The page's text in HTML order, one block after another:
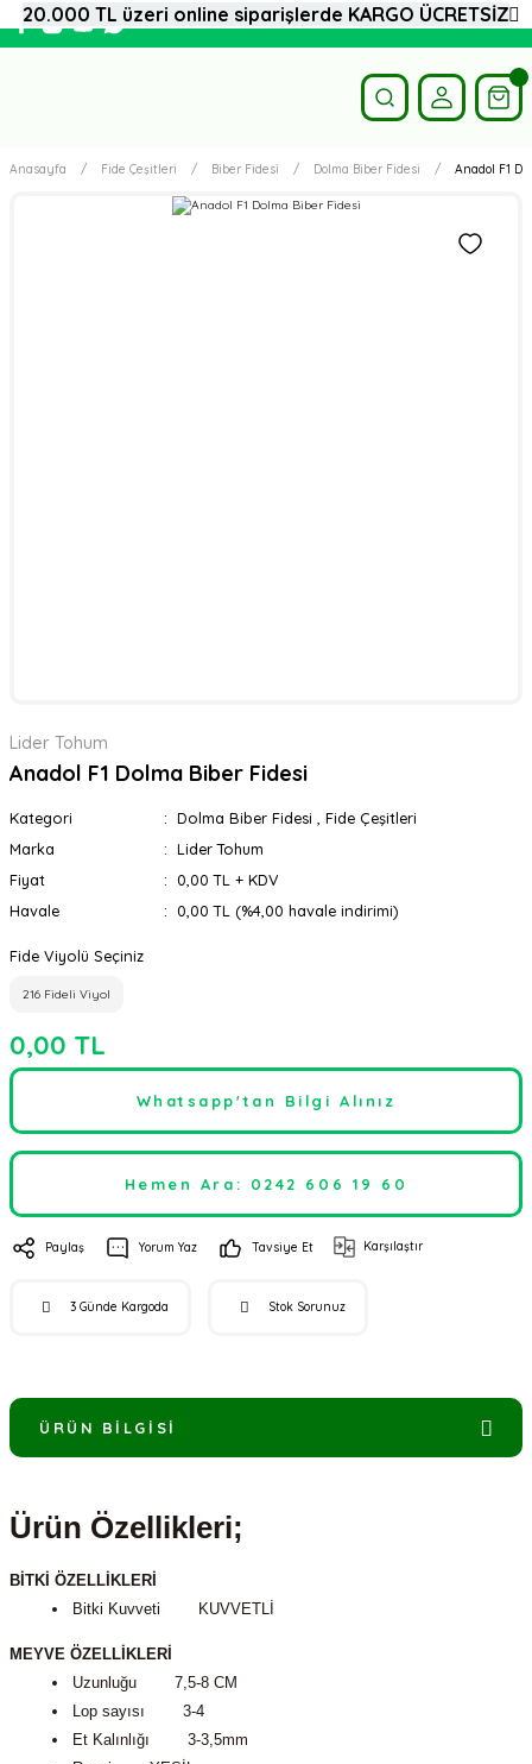
Anasayfa Fide Çeşitleri Biber Fidesi Dolma Biber Fidesi Anadol F1
Lider Tohum
Anadol F1 Dolma Biber Fidesi
Kategori Dolma Biber Fidesi
Fide Çeşitleri
Marka
Lider Tohum
Fiyat
0,00 TL + KDV
Havale
0,00 TL (%4,00 havale indirimi)
Fide Viyolü Seçiniz
216 Fideli Viyol
0,00 TL
Whatsapp'tan Bilgi Alınız
Hemen Ara: 0242 606 19 60
Paylaş Yorum Yaz Tavsiye Et Karşılaştır
3 Günde Kargoda Stok Sorunuz
ÜRÜN BILGISI
Ürün Özellikleri;
BİTKİ ÖZELLİKLERİ
Bitki Kuvveti KUVVETLİ
MEYVE ÖZELLİKLERİ
Uzunluğu 7,5-8 CM
Lop sayısı 3-4
Et Kalınlığı 3-3,5mm
20.000 TL üzeri online siparişlerde KARGO ÜCRETSİZ